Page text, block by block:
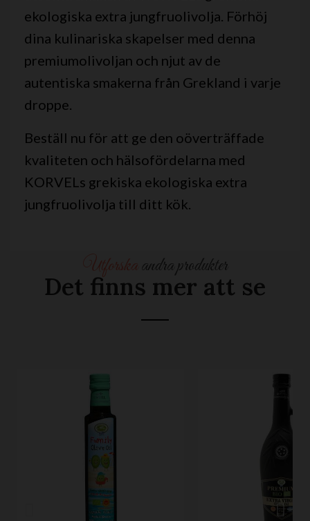
ekologiska extra jungfruolivolja. Förhöj
dina kulinariska skapelser med denna
premiumolivoljan och njut av de
autentiska smakerna från Grekland i varje
droppe.
Beställ nu för att ge den oöverträffade
kvaliteten och hälsofördelarna med
KORVELs grekiska ekologiska extra
jungfruolivolja till ditt kök.
Utforska andra produkter
Det finns mer att se